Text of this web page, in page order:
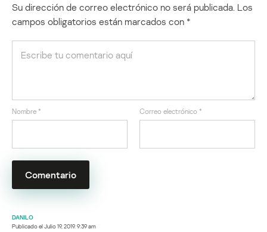
Su dirección de correo electrónico no será publicada. Los
campos obligatorios están marcados con *
Nombre * Correo electrónico *
DANILO
Publicado elJulio 19, 2019. 9:39 am